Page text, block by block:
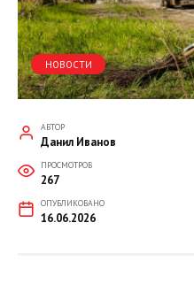
НОВОСТИ
АВТОР
Данил Иванов
ПРОСМОТРОВ
267
ОПУБЛИКОВАНО
16.06.2026